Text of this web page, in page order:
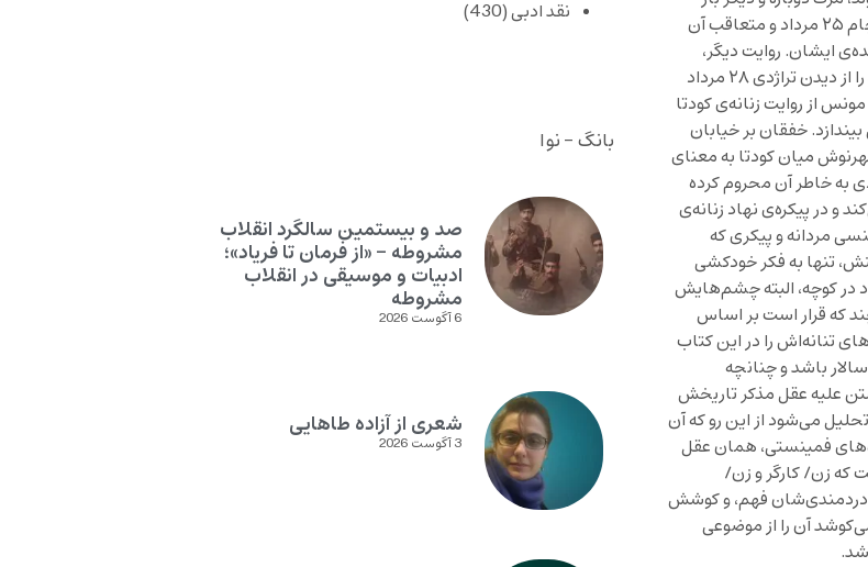
تولد. اپیزود مرگ در دو بستر روایی حرکت می‌کند. نخست روایت تاریخی کودتای نافرجام ۲۵ مرداد و متعاقب آن
و دولت روی کار آمده‌ی ایشان. روایت دیگر،
موقعیت نافرجام و بی‌بنیاد زنی حبس‌شده در زندانی به نام خانه است. زنی که حتی او را از دیدن تراژدی ۲۸ مرداد
از روایت زنانه‌ی کودتا
خفقان بر خیابان
میان کودتا به معنای
به خاطر آن محروم کرده
و در پیکره‌ی نهاد زنانه‌ی
مردانه و پیکری که
تنها به فکر خودکشی
کوچه، البته چشم‌هایش
که قرار است بر اساس
تنانه‌اش را در این کتاب
باشد و چنانچه
علیه عقل مذکر تاریخش
می‌شود از این رو که آن
فمینستی، همان عقل
که زن/ کارگر و زن/
دردمندی‌شان فهم، و کوشش
آن را از موضوعی
نقد ادبی(430)
بانگ - نوا
صد و بیستمین سالگرد انقلاب
مشروطه – «از فرمان تا فریاد»؛
ادبیات و موسیقی در انقلاب
مشروطه
6 آگوست 2026
شعری از آزاده طاهایی
3 آگوست 2026